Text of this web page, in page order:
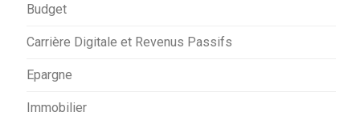
Budget
Carrière Digitale et Revenus Passifs
Epargne
Immobilier